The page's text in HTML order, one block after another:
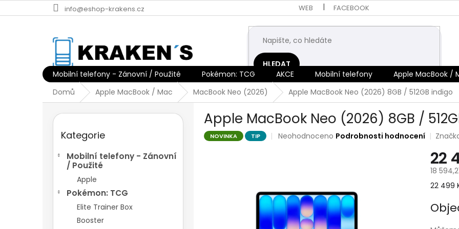
na
info@eshop-krakens.cz WEB FACEBOOK
HLEDAT
Mobilní telefony - Zánovní / Použité Pokémon: TCG AKCE Mobilní telefony Apple MacBook /
Domů
Apple MacBook / Mac MacBook Neo (2026) Apple MacBook Neo (2026) 8GB / 512GB indigo
kategorie
Kategorie
Mobilní telefony - Zánovní
/ Použité
Apple
Pokémon: TCG
Elite Trainer Box
Booster
Apple MacBook Neo (2026) 8GB /
NOVINKA TIP
Průměrné
5
hvězdiček.
Neohodnoceno Podrobnosti hodnocení
22
18
Měrná
22 499